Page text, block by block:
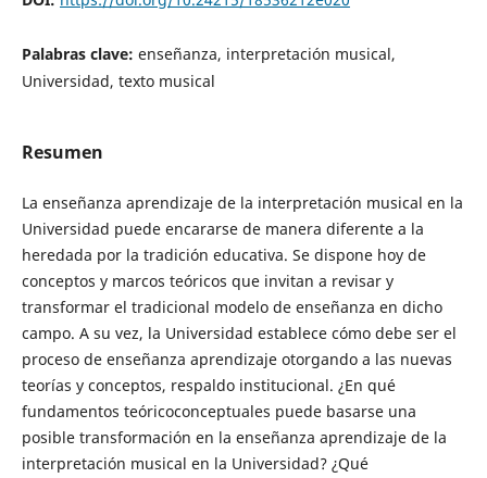
Palabras clave: enseñanza, interpretación musical,
Universidad, texto musical
Resumen
La enseñanza aprendizaje de la interpretación musical en la
Universidad puede encararse de manera diferente a la
heredada por la tradición educativa. Se dispone hoy de
conceptos y marcos teóricos que invitan a revisar y
transformar el tradicional modelo de enseñanza en dicho
campo. A su vez, la Universidad establece cómo debe ser el
proceso de enseñanza aprendizaje otorgando a las nuevas
teorías y conceptos, respaldo institucional. ¿En qué
fundamentos teóricoconceptuales puede basarse una
posible transformación en la enseñanza aprendizaje de la
interpretación musical en la Universidad? ¿Qué